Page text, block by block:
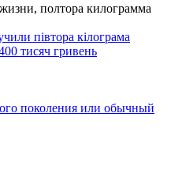
полтора килограмма
півтора кілограма
тисяч гривень
поколения или обычный